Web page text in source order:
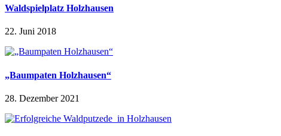
Waldspielplatz Holzhausen
22. Juni 2018
„Baumpaten Holzhausen“
28. Dezember 2021